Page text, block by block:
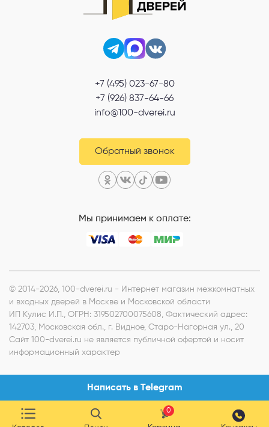
Написать в Telegram
0
+7 (495) 023-67-80
+7 (926) 837-64-66
info@100-dverei.ru
Обратный звонок
Мы принимаем к оплате:
© 2014-2026, 100-dverei.ru - Интернет магазин межкомнатных
и входных дверей в Москве и Московской области
ИП Кулис И.П., ОГРН: 319502700075608, Фактический адрес:
142703, Московская обл., г. Видное, Старо-Нагорная ул., 20
Сайт 100-dverei.ru не является публичной офертой и носит
информационный характер